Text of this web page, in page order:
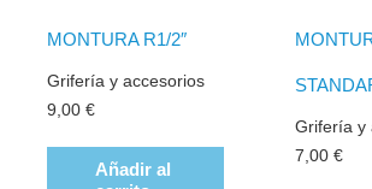
MONTURA R1/2″
Grifería y accesorios
9,00€
Añadir al
Grifería y
7,00 €